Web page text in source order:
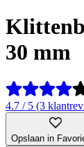
30 mm
4.7 / 5 (3
Opslaan in